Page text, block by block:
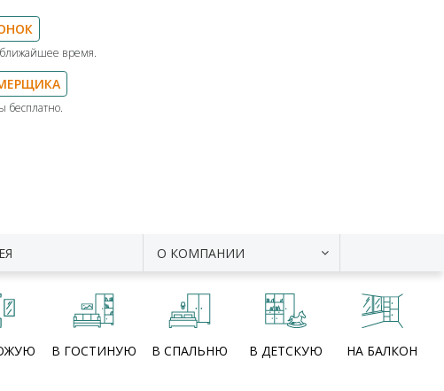
время.
бесплатно.
О КОМПАНИИ
В ГОСТИНУЮ В СПАЛЬНЮ В ДЕТСКУЮ НА БАЛКОН